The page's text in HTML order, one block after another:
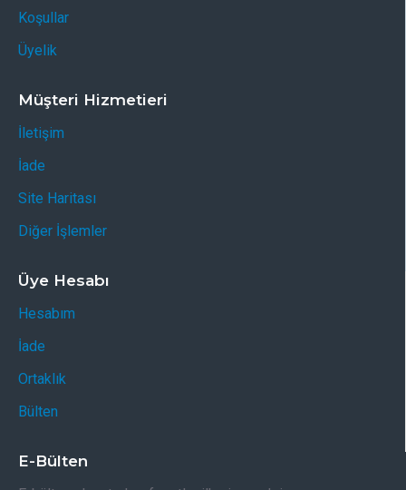
Koşullar
Üyelik
Müşteri Hizmetieri
İletişim
İade
Site Haritası
Diğer İşlemler
Üye Hesabı
Hesabım
İade
Ortaklık
Bülten
E-Bülten